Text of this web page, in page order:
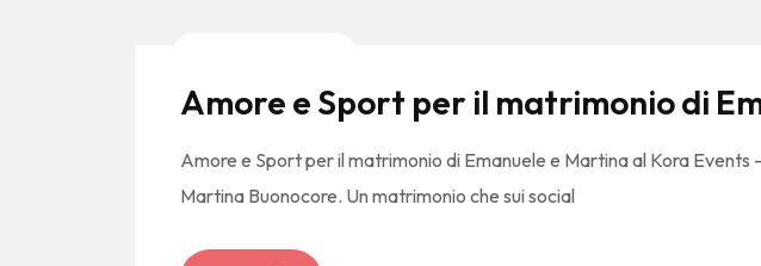
Amore e Sport per il matrimonio di
Amore e Sport per il matrimonio di Emanuele e Martina al Kora
Martina Buonocore. Un matrimonio che sui social